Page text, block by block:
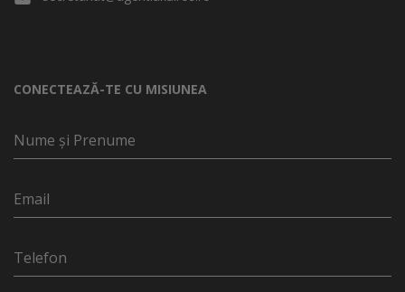
CONECTEAZĂ-TE CU MISIUNEA